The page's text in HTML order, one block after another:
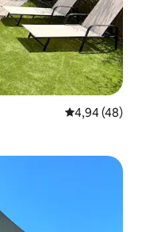
Évaluation
4,94 (48)